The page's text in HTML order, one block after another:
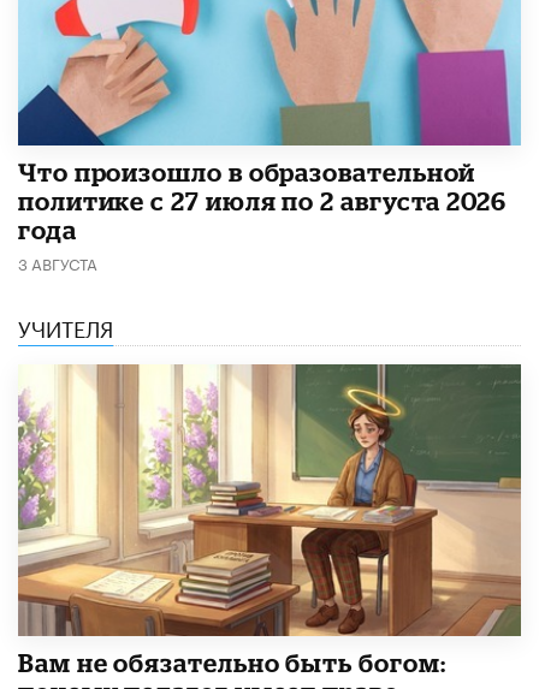
​Что произошло в образовательной
политике с 27 июля по 2 августа 2026
года
3 АВГУСТА
УЧИТЕЛЯ
​Вам не обязательно быть богом: